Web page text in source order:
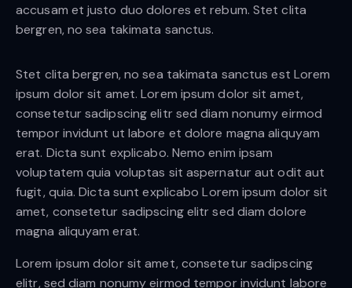
accusam et justo duo dolores et rebum. Stet clita
bergren, no sea takimata sanctus.
Stet clita bergren, no sea takimata sanctus est Lorem
ipsum dolor sit amet. Lorem ipsum dolor sit amet,
consetetur sadipscing elitr sed diam nonumy eirmod
tempor invidunt ut labore et dolore magna aliquyam
erat. Dicta sunt explicabo. Nemo enim ipsam
voluptatem quia voluptas sit aspernatur aut odit aut
fugit, quia. Dicta sunt explicabo Lorem ipsum dolor sit
amet, consetetur sadipscing elitr sed diam dolore
magna aliquyam erat.
Lorem ipsum dolor sit amet, consetetur sadipscing
elitr, sed diam nonumy eirmod tempor invidunt labore